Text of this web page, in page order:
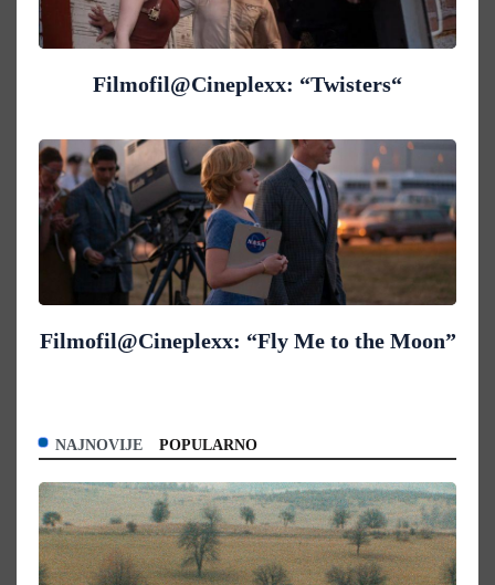
Filmofil@Cineplexx: “Twisters“
Filmofil@Cineplexx: “Fly Me to the Moon”
NAJNOVIJE POPULARNO